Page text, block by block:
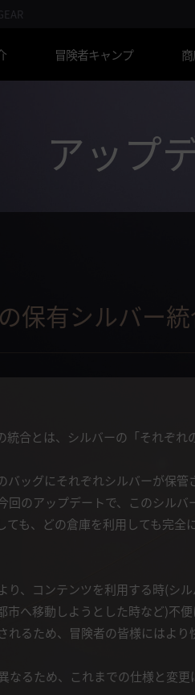
冒険者キャンプ
アップ
保有シルバー
合とは、シルバーの「それぞれ
バッグにそれぞれシルバーが保
回のアップデートで、このシル
も、どの倉庫を利用しても完全
り、コンテンツを利用する時(シ
へ移動しようとした時など)不
れるため、冒険者の皆様にはよ
るため、これまでの仕様と変更